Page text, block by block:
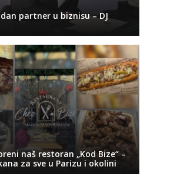
partner u biznisu – DJ
naš restoran „Kod Bize“ –
za sve u Parizu i okolini